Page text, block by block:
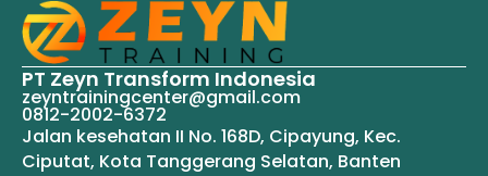
PT Zeyn Transform Indonesia
zeyntrainingcenter@gmail.com
0812-2002-6372
Jalan kesehatan II No. 168D, Cipayung, Kec.
Ciputat, Kota Tanggerang Selatan, Banten